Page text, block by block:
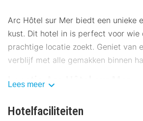
Arc Hôtel sur Mer biedt een unieke
kust. Dit hotel in is perfect voor wie
prachtige locatie zoekt. Geniet van
verblijf met alle gemakken binnen
Locatie Arc Hôtel sur Mer
het centrum en op loopafstand van
Lees meer
Hotelfaciliteiten